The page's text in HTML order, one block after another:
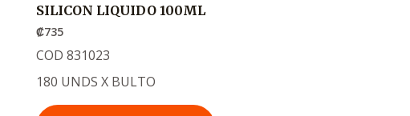
SILICON LIQUIDO 100ML
₡735
COD 831023
180 UNDS X BULTO